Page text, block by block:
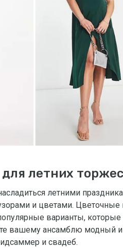
летних
летними
и цветами. Цветочные
варианты,
вашему ансамблю модный
и свадеб.